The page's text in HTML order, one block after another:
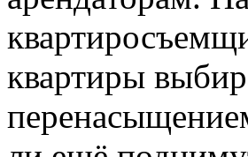
квартиры